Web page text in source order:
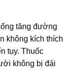
tăng đường
không kích thích
tụy. Thuốc
không bị đái